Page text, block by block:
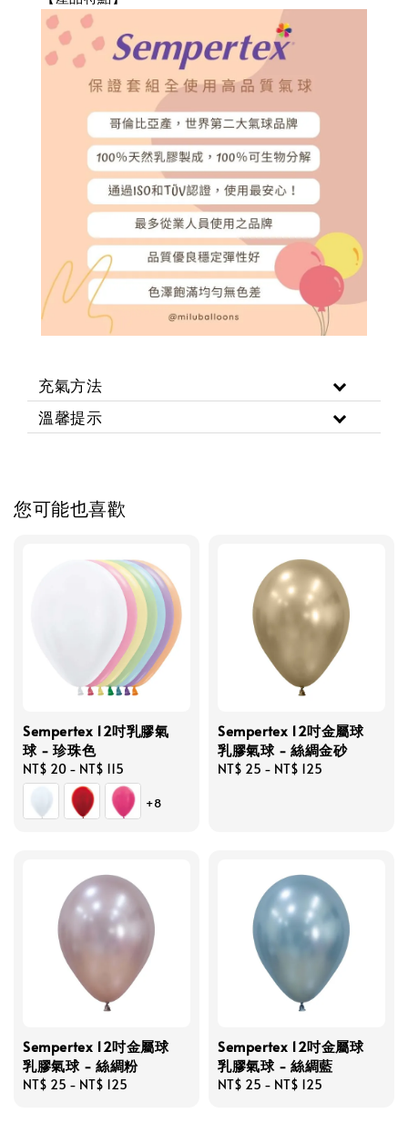
充氣方法
溫馨提示
您可能也喜歡
Sempertex 12吋乳膠氣
球 - 珍珠色
Regular
price
NT$ 20 - NT$ 115
+8
Sempertex 12吋金屬球
乳膠氣球 - 絲綢金砂
Regular
NT$ 25 - NT$ 125
Sempertex 12吋金屬球
乳膠氣球 - 絲綢粉
Regular
NT$ 25 - NT$ 125
Sempertex 12吋金屬球
乳膠氣球 - 絲綢藍
Regular
NT$ 25 - NT$ 125